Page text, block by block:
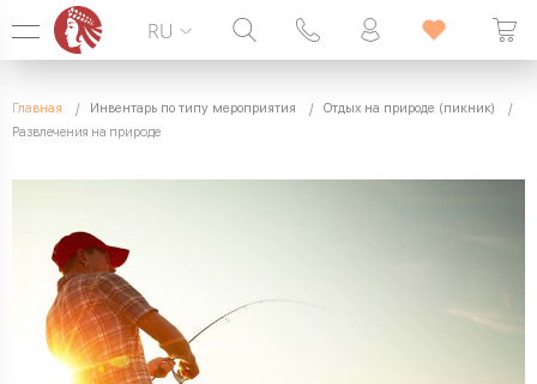
099 338 00 22
RU
Главная Инвентарь по типу мероприятия
Отдых на природе (пикник)
Развлечения на природе